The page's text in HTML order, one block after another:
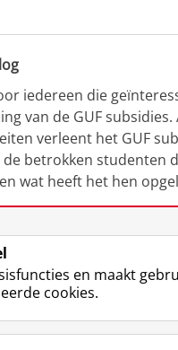
iedereen die
van de GUF subsidies.
verleent het GUF
betrokken studenten
wat heeft het hen
de RUG
F
a
L
i
R
S
I
n
en maakt
cookies.